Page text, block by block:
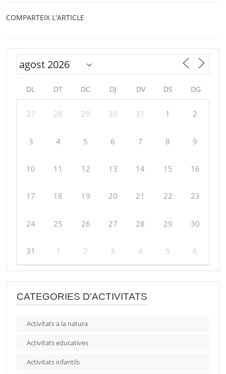
COMPARTEIX L'ARTICLE
DL DT DC DJ DV DS DG
27 28 29 30 31 1 2
3 4 5 6 7 8 9
10 11 12 13 14 15 16
17 18 19 20 21 22 23
24 25 26 27 28 29 30
31 1 2 3 4 5 6
CATEGORIES D'ACTIVITATS
Activitats a la natura
Activitats educatives
Activitats infantils